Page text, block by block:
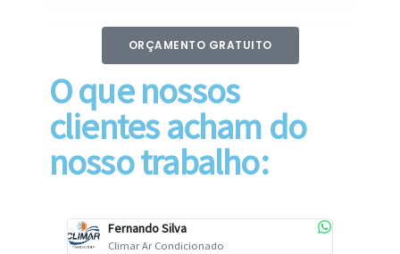
ORÇAMENTO GRATUITO
O que nossos
clientes acham do
nosso trabalho:
Fernando Silva
Climar Ar Condicionado